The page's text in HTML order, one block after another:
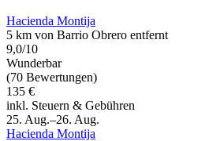
Hacienda Montija
5 km von Barrio Obrero entfernt
9,0/10
Wunderbar
(70 Bewertungen)
135 €
inkl. Steuern & Gebühren
25. Aug.–26. Aug.
Hacienda Montija